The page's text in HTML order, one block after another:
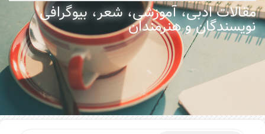
مقالات ادبی، آموزشی، شعر، بیوگرافی
نویسندگان و هنرمندان